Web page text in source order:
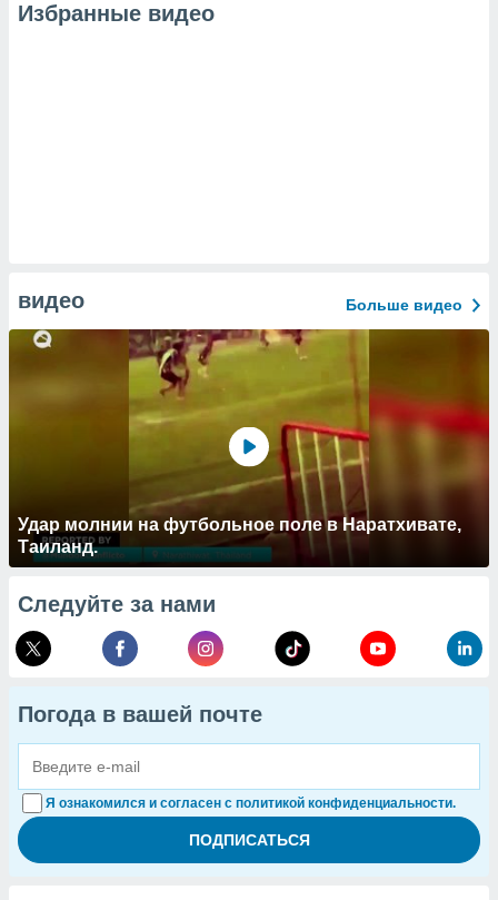
Избранные видео
видео Больше видео
Удар молнии на футбольное поле в Наратхивате,
Таиланд.
Следуйте за нами
Погода в вашей почте
Я ознакомился и согласен с политикой конфиденциальности.